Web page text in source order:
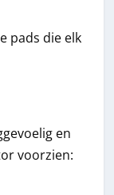
pads die elk
en
voorzien: